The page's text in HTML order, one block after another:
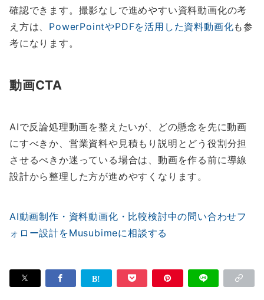
確認できます。撮影なしで進めやすい資料動画化の考
え方は、 PowerPointやPDFを活用した資料動画化も参
考になります。
動画CTA
AIで反論処理動画を整えたいが、どの懸念を先に動画
にすべきか、営業資料や見積もり説明とどう役割分担
させるべきか迷っている場合は、動画を作る前に導線
設計から整理した方が進めやすくなります。
AI動画制作・資料動画化・比較検討中の問い合わせフ
ォロー設計をMusubimeに相談する